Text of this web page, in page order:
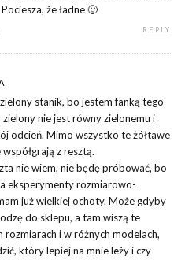
że ładne 🙂
REPLY
stanik, bo jestem fanką tego
nie jest równy zielonemu i
odcień. Mimo wszystko te żółtawe
z resztą.
nie wiem, nie będę próbować, bo
eksperymenty rozmiarowo-
już wielkiej ochoty. Może gdyby
do sklepu, a tam wiszą te
rozmiarach i w różnych modelach,
który lepiej na mnie leży i czy